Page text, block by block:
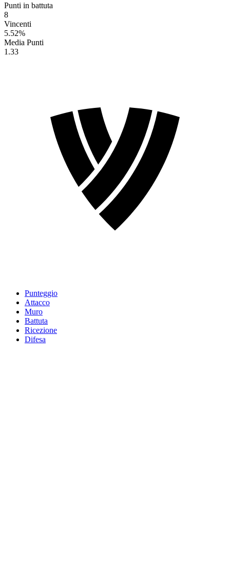
Punti in battuta
8
Vincenti
5.52%
Media Punti
1.33
Punteggio
Attacco
Muro
Battuta
Ricezione
Difesa